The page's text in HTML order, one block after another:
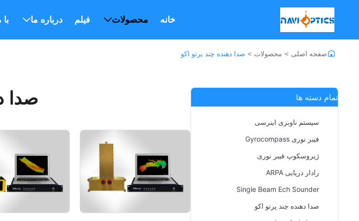
خانه محصولات فیلم درباره ما
صفحه اصلی > محصولات > صدا دهنده چند پرتو اکو
تمام دسته ها
سیستم ناوبری اینرسی
فیبر نوری Gyrocompass
ژیروسکوپ فیبر نوری
رادار دریایی ARPA
Single Beam Ech Sounder
صدا دهنده چند پرتو اکو
صدا